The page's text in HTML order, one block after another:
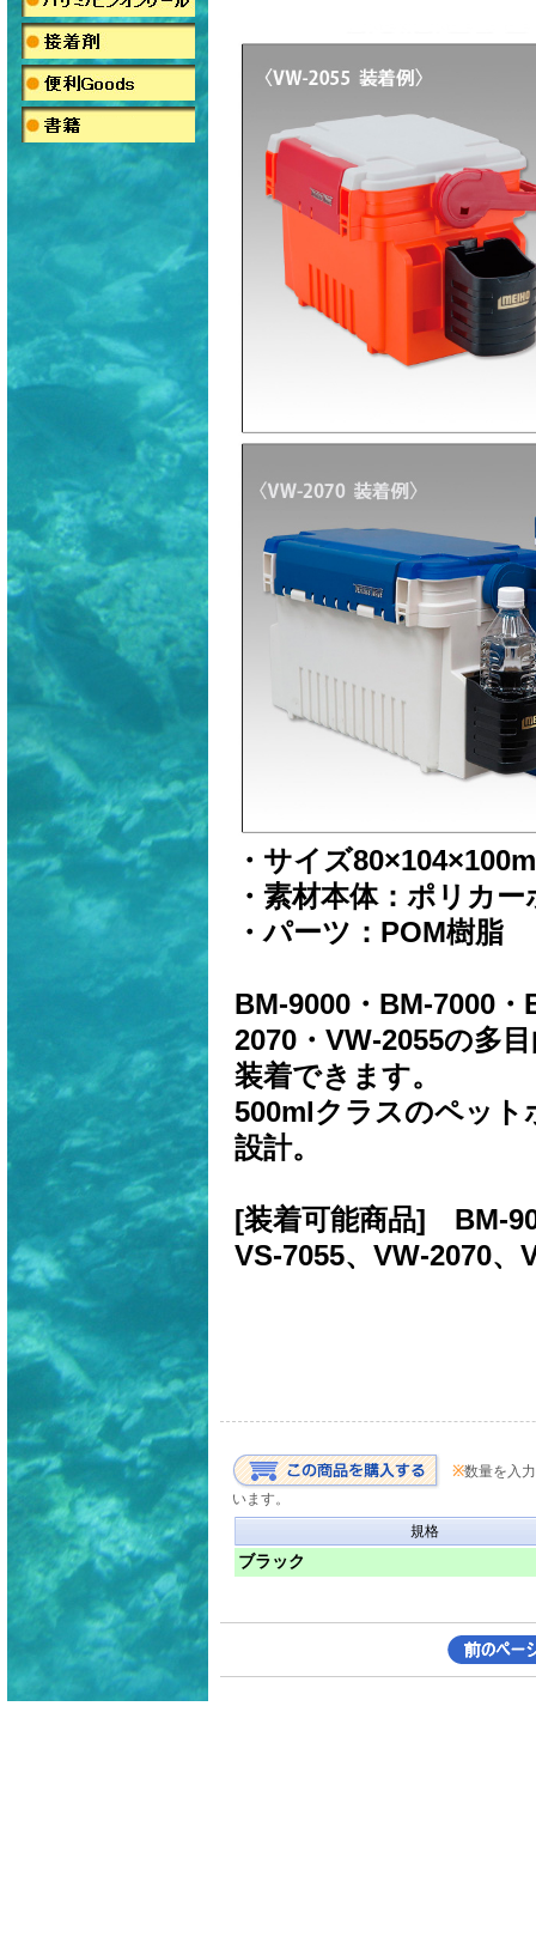
・サイズ
・素材本体：ポリカ
・パーツ：POM樹脂
BM-9000・BM-7000
2070・VW-2055の多
装着できます。
500mlクラスのペット
設計。
[装着可能商品] BM-
VS-7055、VW-2070、
※数量を入
います。
規格
ブラック